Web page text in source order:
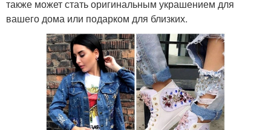
также может стать оригинальным украшением для
вашего дома или подарком для близких.